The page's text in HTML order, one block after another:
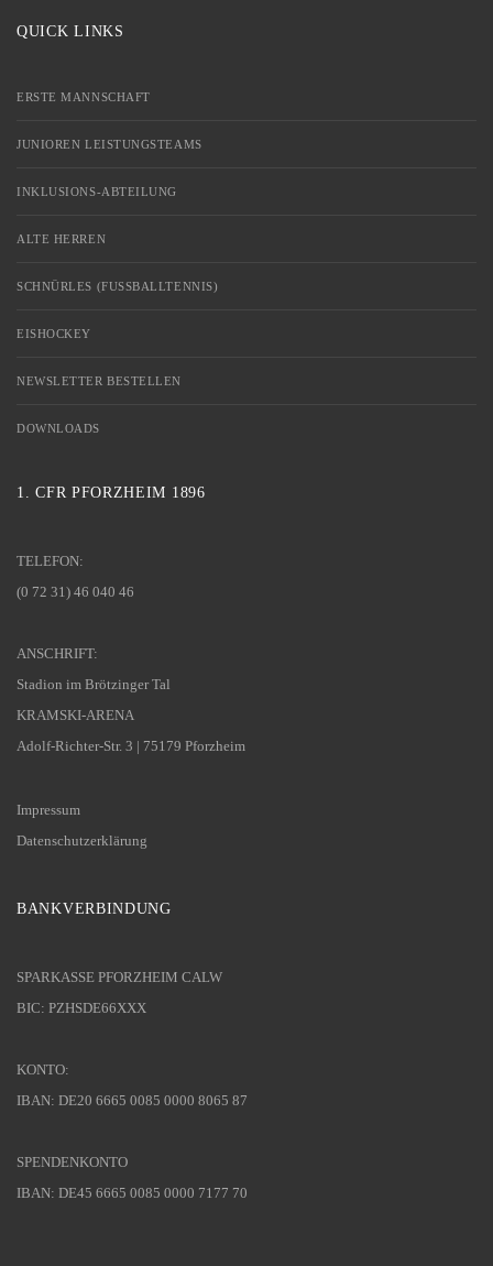
QUICK LINKS
ERSTE MANNSCHAFT
JUNIOREN LEISTUNGSTEAMS
INKLUSIONS-ABTEILUNG
ALTE HERREN
SCHNÜRLES (FUSSBALLTENNIS)
EISHOCKEY
NEWSLETTER BESTELLEN
DOWNLOADS
1. CFR PFORZHEIM 1896
TELEFON:
(0 72 31) 46 040 46
ANSCHRIFT:
Stadion im Brötzinger Tal
KRAMSKI-ARENA
Adolf-Richter-Str. 3 | 75179 Pforzheim
Impressum
Datenschutzerklärung
BANKVERBINDUNG
SPARKASSE PFORZHEIM CALW
BIC: PZHSDE66XXX
KONTO:
IBAN: DE20 6665 0085 0000 8065 87
SPENDENKONTO
IBAN: DE45 6665 0085 0000 7177 70